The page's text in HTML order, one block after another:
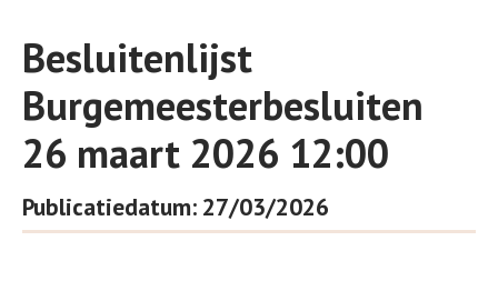
Besluitenlijst
Burgemeesterbesluiten
26 maart 2026 12:00
Publicatiedatum: 27/03/2026